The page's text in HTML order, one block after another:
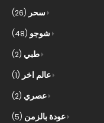
سحر (26)
شوجو (48)
طبي (2)
عالم اخر (1)
عصري (2)
عودة بالزمن (5)